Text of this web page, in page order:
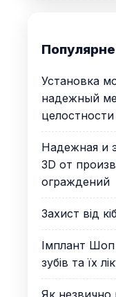
Популярне
Установка
надежный
Надежная и
3D от
ограждений
Захист від
Імплант Шоп
зубів та їх
Як незвично